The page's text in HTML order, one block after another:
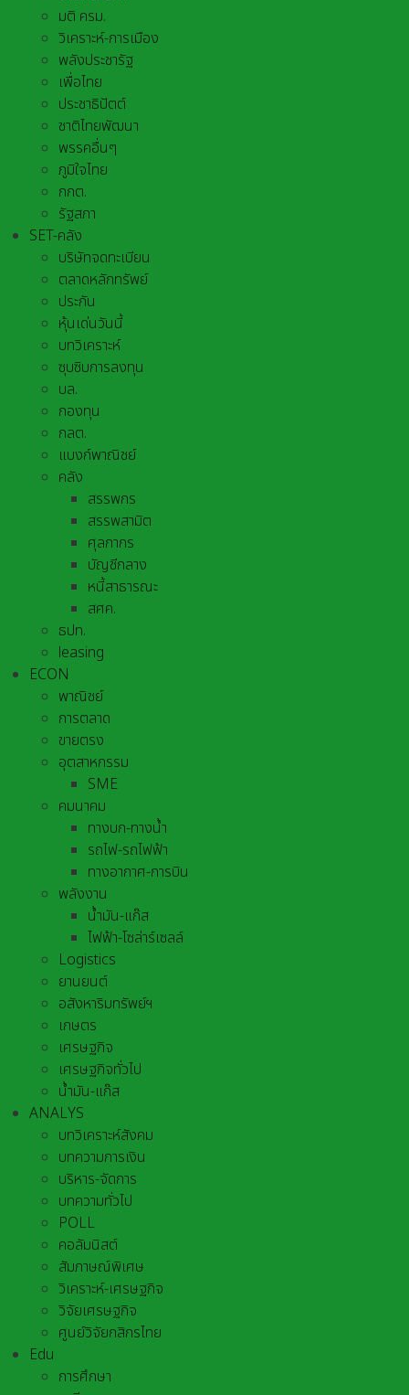
มติ ครม.
วิเคราะห์-การเมือง
พลังประชารัฐ
เพื่อไทย
ประชาธิปัตต์
ชาติไทยพัฒนา
พรรคอื่นๆ
ภูมิใจไทย
กกต.
รัฐสภา
SET-คลัง
บริษัทจดทะเบียน
ตลาดหลักทรัพย์
ประกัน
หุ้นเด่นวันนี้
บทวิเคราะห์
ซุบซิบการลงทุน
บล.
กองทุน
กลต.
แบงก์พาณิชย์
คลัง
สรรพกร
สรรพสามิต
ศุลกากร
บัญชีกลาง
หนี้สาธารณะ
สศค.
ธปท.
leasing
ECON
พาณิชย์
การตลาด
ขายตรง
อุตสาหกรรม
SME
คมนาคม
ทางบก-ทางน้ำ
รถไฟ-รถไฟฟ้า
ทางอากาศ-การบิน
พลังงาน
น้ำมัน-แก๊ส
ไฟฟ้า-โซล่าร์เซลล์
Logistics
ยานยนต์
อสังหาริมทรัพย์ฯ
เกษตร
เศรษฐกิจ
เศรษฐกิจทั่วไป
น้ำมัน-แก๊ส
ANALYS
บทวิเคราะห์สังคม
บทความการเงิน
บริหาร-จัดการ
บทความทั่วไป
POLL
คอลัมนิสต์
สัมภาษณ์พิเศษ
วิเคราะห์-เศรษฐกิจ
วิจัยเศรษฐกิจ
ศูนย์วิจัยกสิกรไทย
Edu
การศึกษา